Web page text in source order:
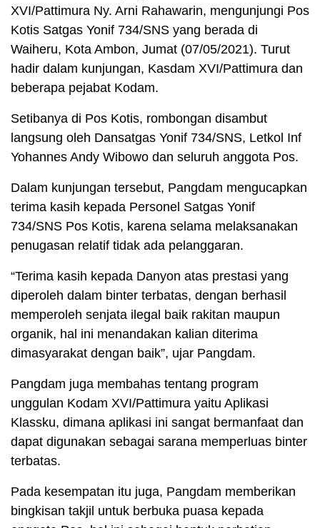
XVI/Pattimura Ny. Arni Rahawarin, mengunjungi Pos
Kotis Satgas Yonif 734/SNS yang berada di
Waiheru, Kota Ambon, Jumat (07/05/2021). Turut
hadir dalam kunjungan, Kasdam XVI/Pattimura dan
beberapa pejabat Kodam.
Setibanya di Pos Kotis, rombongan disambut
langsung oleh Dansatgas Yonif 734/SNS, Letkol Inf
Yohannes Andy Wibowo dan seluruh anggota Pos.
Dalam kunjungan tersebut, Pangdam mengucapkan
terima kasih kepada Personel Satgas Yonif
734/SNS Pos Kotis, karena selama melaksanakan
penugasan relatif tidak ada pelanggaran.
“Terima kasih kepada Danyon atas prestasi yang
diperoleh dalam binter terbatas, dengan berhasil
memperoleh senjata ilegal baik rakitan maupun
organik, hal ini menandakan kalian diterima
dimasyarakat dengan baik”, ujar Pangdam.
Pangdam juga membahas tentang program
unggulan Kodam XVI/Pattimura yaitu Aplikasi
Klassku, dimana aplikasi ini sangat bermanfaat dan
dapat digunakan sebagai sarana memperluas binter
terbatas.
Pada kesempatan itu juga, Pangdam memberikan
bingkisan takjil untuk berbuka puasa kepada